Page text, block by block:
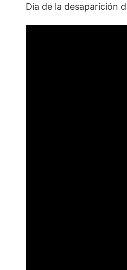
Día de la desaparición